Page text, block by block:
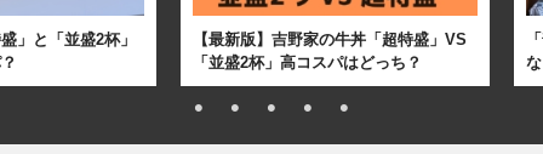
」と「並盛2杯」
【最新版】吉野家の牛丼「超特盛」VS
「並盛2杯」高コスパはどっち？